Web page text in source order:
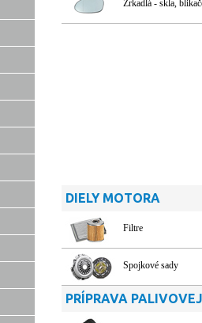
Zrkadlá - skla,
DIELY MOTORA
Filtre
Spojkové sady
PRÍPRAVA